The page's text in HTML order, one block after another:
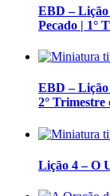
EBD – Lição
Pecado | 1°
EBD – Lição
2° Trimestre
Lição 4 – O